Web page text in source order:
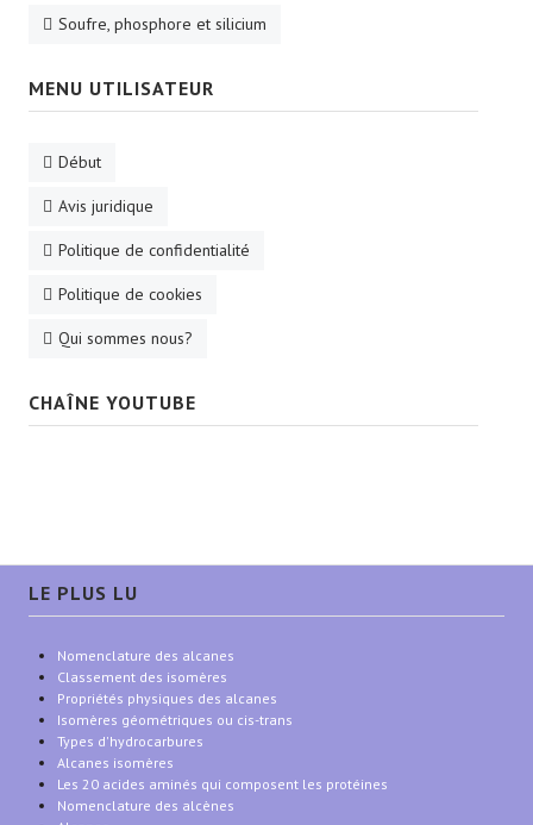
Soufre, phosphore et silicium
MENU UTILISATEUR
Début
Avis juridique
Politique de confidentialité
Politique de cookies
Qui sommes nous?
CHAÎNE YOUTUBE
LE PLUS LU
Nomenclature des alcanes
Classement des isomères
Propriétés physiques des alcanes
Isomères géométriques ou cis-trans
Types d'hydrocarbures
Alcanes isomères
Les 20 acides aminés qui composent les protéines
Nomenclature des alcènes